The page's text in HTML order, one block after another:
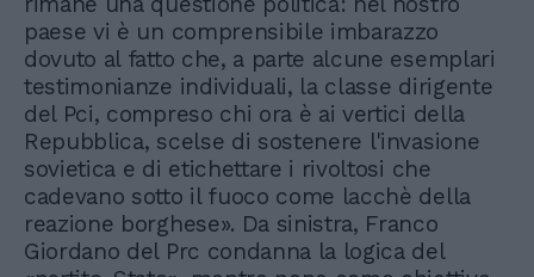
paese vi è un comprensibile imbarazzo
dovuto al fatto che, a parte alcune esemplari
testimonianze individuali, la classe dirigente
del Pci, compreso chi ora è ai vertici della
Repubblica, scelse di sostenere l'invasione
sovietica e di etichettare i rivoltosi che
cadevano sotto il fuoco come lacchè della
reazione borghese». Da sinistra, Franco
Giordano del Prc condanna la logica del